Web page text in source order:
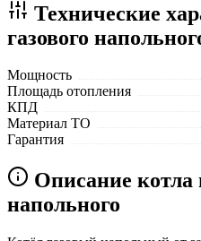
Технические
газового
Мощность
Площадь отопления
КПД
Материал ТО
Гарантия
Описание котла
напольного